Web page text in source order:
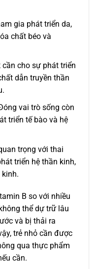
gia phát triển da,
chất béo và
cần cho sự phát triển
dẫn truyền thần
vai trò sống còn
triển tế bào và hệ
trọng với thai
triển hệ thần kinh,
B so với nhiều
thể dự trữ lâu
và bị thải ra
trẻ nhỏ cần được
qua thực phẩm
cần.